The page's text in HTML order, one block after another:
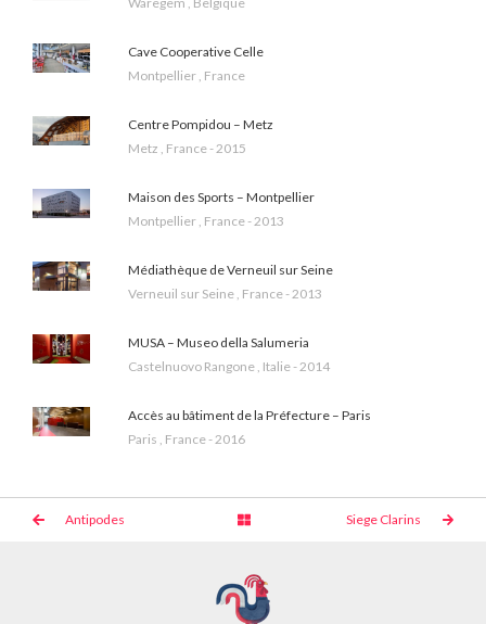
Cave Cooperative Celle
Montpellier , France
Centre Pompidou – Metz
Metz , France - 2015
Maison des Sports – Montpellier
Montpellier , France - 2013
Médiathèque de Verneuil sur Seine
Verneuil sur Seine , France - 2013
MUSA – Museo della Salumeria
Castelnuovo Rangone , Italie - 2014
Accès au bâtiment de la Préfecture – Paris
Paris , France - 2016
Antipodes Siege Clarins